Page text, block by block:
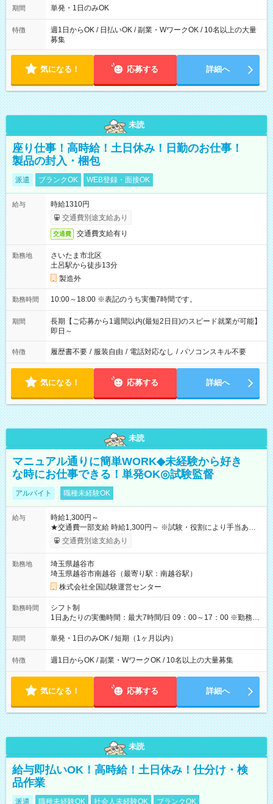
期間 単発・1日のみOK
特徴
週1日からOK / 日払いOK / 副業・WワークOK / 10名以上の大量
募集
気になる！ 応募する 詳細へ
未読
座り仕事！高時給！土日休み！日勤のお仕事！
製品の封入・梱包
派遣 ブランクOK WEB登録・面接OK
給与
時給1310円
交通費別途支給あり
交通費 交通費支給有り
勤務地
さいたま市北区
土呂駅から徒歩13分
製造外
勤務時間 10:00～18:00 ※表記のうち実働7時間です。
期間
長期【ご応募から1週間以内(最短2日目)のスピード就業が可能】
即日～
特徴 履歴書不要 / 服装自由 / 電話対応なし / パソコンスキル不要
気になる！ 応募する 詳細へ
未読
マニュアル通りに簡単WORK◆未経験から好き
な時にお仕事できる！単発OK◎試験監督
アルバイト 職種未経験OK
給与
時給1,300円～
★交通費一部支給 時給1,300円～ ※試験・役割により手当あり
※勤務回数により昇給あり 【即給（前払い）オプションあ
り！】 希望される場合、勤務から1週間ほどで給与の一部を受け
例】 ・河合塾模擬試験 8:30～17:30（休憩1時間） 時給1,300円
×8時間＝日収10,400円＋交通費 ※当日の役割により時給＋100
円の場合あり ・国家試験 7:00～13:30（休憩なし） 時給1,300
円（役割手当＋100円）×6時間＝日収8,400円＋交通費 【試用期
間】試用期間なし
交通費別途支給あり
勤務地
埼玉県越谷市
埼玉県越谷市南越谷（最寄り駅：南越谷駅）
株式会社全国試験運営センター
勤務時間
シフト制
1日あたりの実働時間：最大7時間/日 09：00～17：00 ※勤務時
間は 試験により異なります。
期間 単発・1日のみOK / 短期（1ヶ月以内）
特徴 週1日からOK / 副業・WワークOK / 10名以上の大量募集
気になる！ 応募する 詳細へ
未読
給与即払いOK！高時給！土日休み！仕分け・検
品作業
派遣 職種未経験OK 社会人未経験OK
ブランクOK